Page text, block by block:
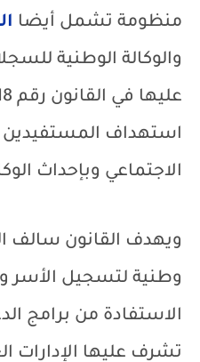
منظومة تشمل أيضا
والوكالة الوطنية
استهداف المستفيدين
الاجتماعي وبإحداث
ويهدف القانون سالف
وطنية لتسجيل الأسر
الاستفادة من برامج
تشرف عليها الإدارات